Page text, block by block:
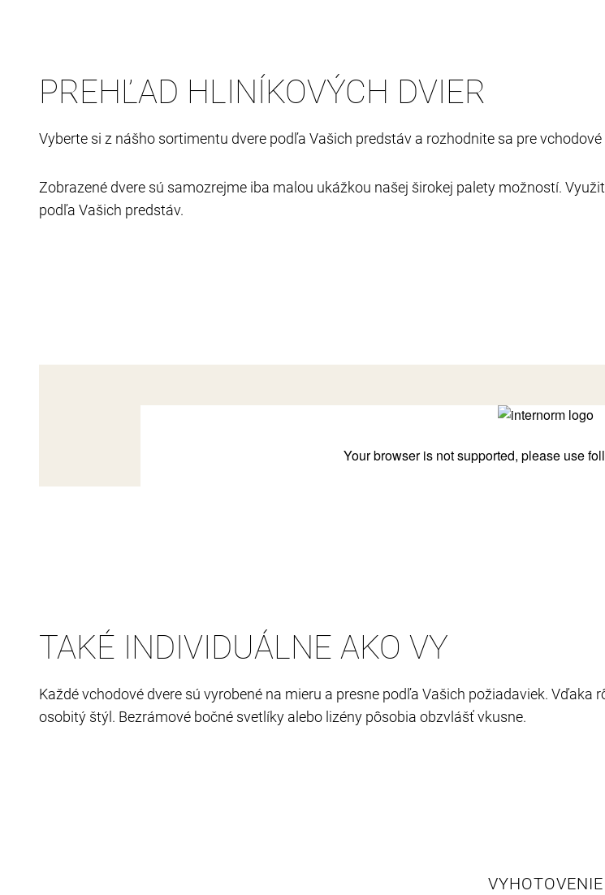
PREHĽAD HLINÍKOVÝCH DVIER
Vyberte si z nášho sortimentu dvere podľa Vašich predstáv a rozhodnite sa pre
Zobrazené dvere sú samozrejme iba malou ukážkou našej širokej palety možností.
podľa Vašich predstáv.
TAKÉ INDIVIDUÁLNE AKO VY
Každé vchodové dvere sú vyrobené na mieru a presne podľa Vašich požiadaviek.
osobitý štýl. Bezrámové bočné svetlíky alebo lizény pôsobia obzvlášť vkusne.
VYHOTOVENIE